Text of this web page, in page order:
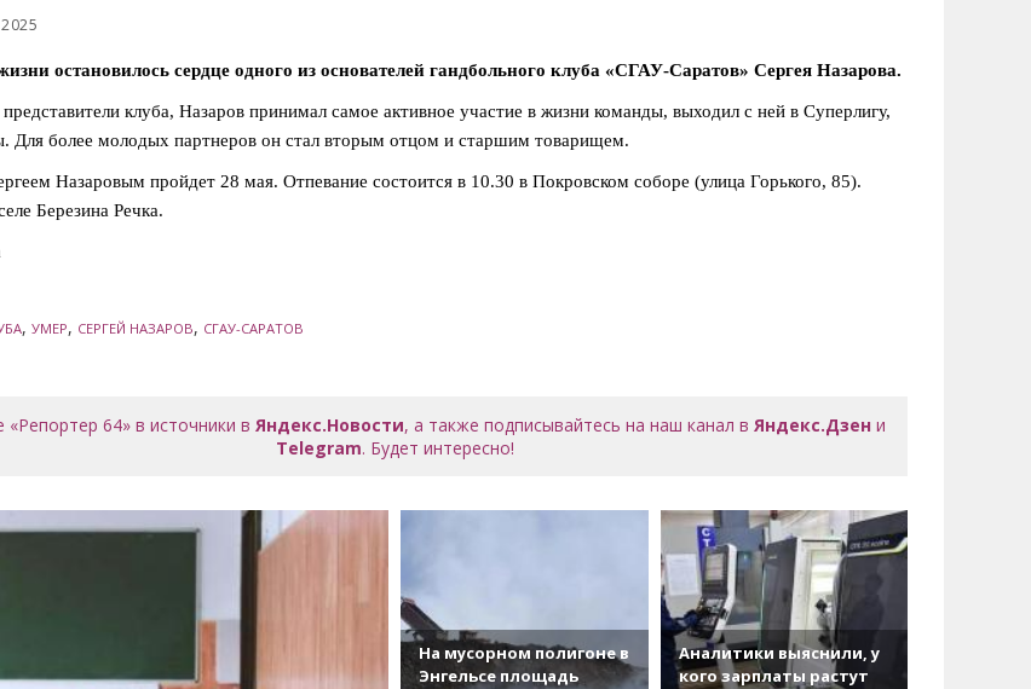
остановилось сердце одного из основателей гандбольного клуба «СГАУ-Саратов» Сергея Назарова.
клуба, Назаров принимал самое активное участие в жизни команды, выходил с ней в Суперлигу,
Для более молодых партнеров он стал вторым отцом и старшим товарищем.
Назаровым пройдет 28 мая. Отпевание состоится в 10.30 в Покровском соборе (улица Горького, 85).
Березина Речка.
, УМЕР, СЕРГЕЙ НАЗАРОВ, СГАУ-САРАТОВ
«Репортер 64» в источники вЯндекс.Новости, а также подписывайтесь на наш канал вЯндекс.Дзен и
Telegram. Будет интересно!
На мусорном полигоне в
Энгельсе площадь
Аналитики выяснили, у
кого зарплаты растут